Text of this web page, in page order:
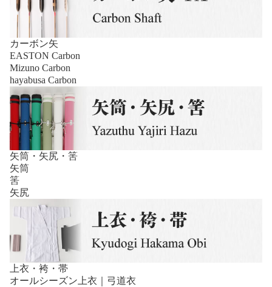
カーボン矢
EASTON Carbon
Mizuno Carbon
hayabusa Carbon
矢筒・矢尻・筈
矢筒
筈
矢尻
上衣・袴・帯
オールシーズン上衣｜弓道衣